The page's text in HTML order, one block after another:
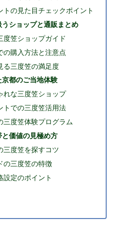
トの見た目チェックポイント
ショップと通販まとめ
度笠ショップガイド
の購入方法と注意点
る三度笠の満足度
都のご当地体験
れな三度笠ショップ
トでの三度笠活用法
三度笠体験プログラム
価値の見極め方
三度笠を探すコツ
の三度笠の特徴
設定のポイント